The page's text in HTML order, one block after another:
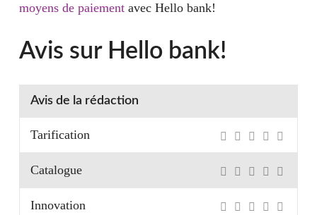
moyens de paiementavec Hello bank!
Avis sur Hello bank!
Avis de la rédaction
Tarification
Catalogue
Innovation